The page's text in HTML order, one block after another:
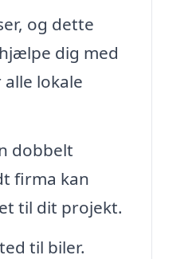
og dette
dig med
lokale
dobbelt
firma kan
til dit projekt.
til biler.